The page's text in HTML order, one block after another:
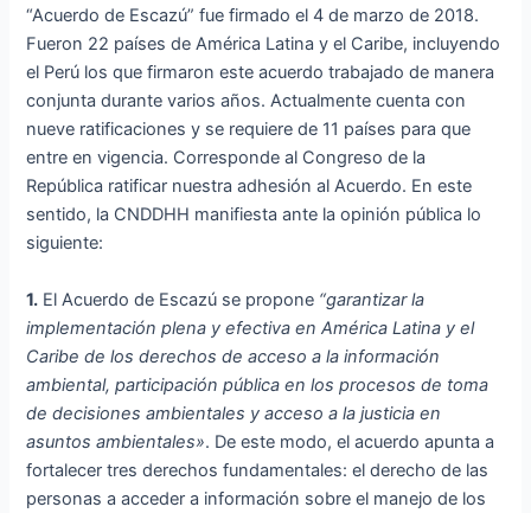
“Acuerdo de Escazú” fue firmado el 4 de marzo de 2018.
Fueron 22 países de América Latina y el Caribe, incluyendo
el Perú los que firmaron este acuerdo trabajado de manera
conjunta durante varios años. Actualmente cuenta con
nueve ratificaciones y se requiere de 11 países para que
entre en vigencia. Corresponde al Congreso de la
República ratificar nuestra adhesión al Acuerdo. En este
sentido, la CNDDHH manifiesta ante la opinión pública lo
siguiente:
1. El Acuerdo de Escazú se propone “garantizar la
implementación plena y efectiva en América Latina y el
Caribe de los derechos de acceso a la información
ambiental, participación pública en los procesos de toma
de decisiones ambientales y acceso a la justicia en
asuntos ambientales». De este modo, el acuerdo apunta a
fortalecer tres derechos fundamentales: el derecho de las
personas a acceder a información sobre el manejo de los